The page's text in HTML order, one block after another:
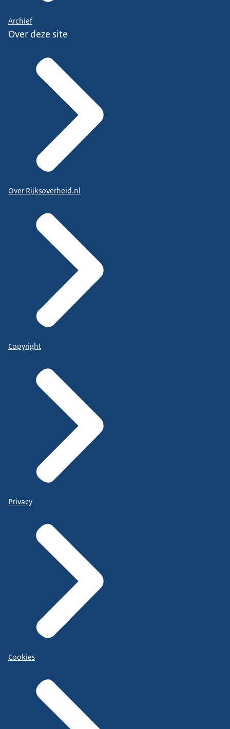
Archief
Over deze site
Over Rijksoverheid.nl
Copyright
Privacy
Cookies